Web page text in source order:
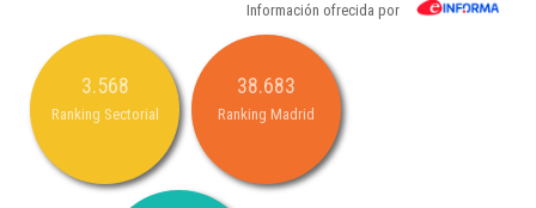
Información ofrecida por
3.568
Ranking Sectorial
38.683
Ranking Madrid